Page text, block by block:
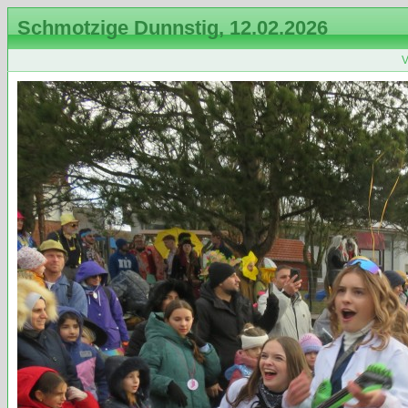
Schmotzige Dunnstig, 12.02.2026